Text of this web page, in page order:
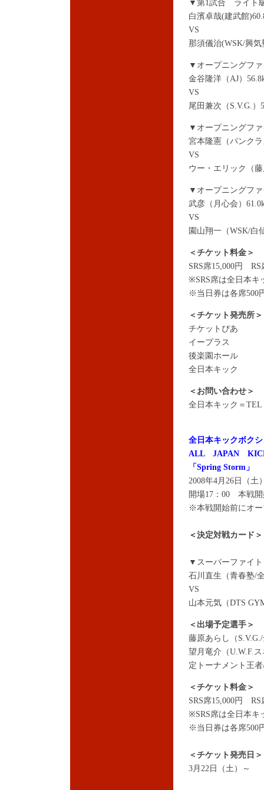
▼第1試合 ライト
白濱卓哉(建武館
VS
那須儀治(WSK/興気
▼オープニングフ
金谷隆洋（AJ）
VS
尾田兼次（S.V.G.）
▼オープニングフ
宮本隆憲（パンク
VS
ウー・エリック（
▼オープニングフ
武彦（月心会）
VS
園山翔一（WSK/白
＜チケット料金＞
SRS席15,000円
※SRS席は全日本キ
※当日券は各席500
＜チケット発売所＞
チケットぴあ
イープラス
後楽園ホール
全日本キック
＜お問い合わせ＞
全日本キック＝TEL
全日本キックボク
ALL JAPAN
「Spring Storm」
2008年4月26日（土
開場17：00 本戦開
※本戦開始前にオ
＜ 決定対戦カード＞
▼スーパーファイ
石川直生（青春塾/
VS
山本元気（DTS
＜出場予定選手＞
藤原あらし（
望月竜介（U.W.F.
定トーナメント王
＜チケット料金＞
SRS席15,000円
※SRS席は全日本キ
※当日券は各席500
＜チケット発売日＞
3月22日（土）～